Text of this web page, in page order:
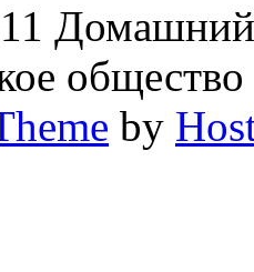
Домашний
by